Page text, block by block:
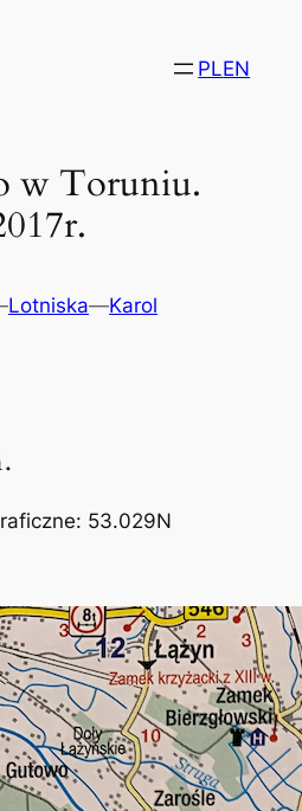
PLEN
w Toruniu.
Lotniska—Karol
53.029N